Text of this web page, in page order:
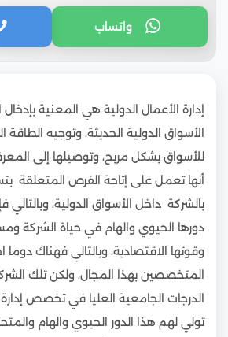
واتساب
إدارة الأعمال الدولية هي المعنية
الأسواق الدولية الحديثة، وتوجيه الطاقة
للأسواق بشكل مربح، وتوصيلها إلى
أنها تعمل على إتاحة الفرص المتعلقة
بالشركة داخل الأسواق الدولية، وبالتالي
دورها الحيوي والهام في حياة الشركة
وقوتها الاقتصادية، وبالتالي فهناك دوما
المتخصصين بهذا المجال، ولكن تلك
الدرجات الجامعية العليا في تخصص إدارة
تولي لهم هذا الدور الحيوي والهام